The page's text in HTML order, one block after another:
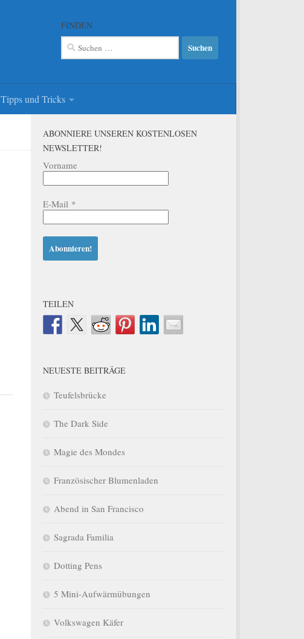
FINDEN
Suchen
nach:
Tipps und Tricks
ABONNIERE UNSEREN KOSTENLOSEN
NEWSLETTER!
Vorname
E-Mail *
TEILEN
NEUESTE BEITRÄGE
Teufelsbrücke
The Dark Side
Magie des Mondes
Französischer Blumenladen
Abend in San Francisco
Sagrada Familia
Dotting Pens
5 Mini-Aufwärmübungen
Volkswagen Käfer